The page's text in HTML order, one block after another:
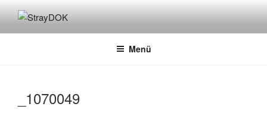
Inhalt
springenSTRAYDOK
Menü
_1070049